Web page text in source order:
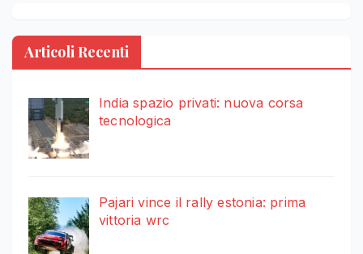
Articoli Recenti
India spazio privati: nuova corsa
tecnologica
Pajari vince il rally estonia: prima
vittoria wrc